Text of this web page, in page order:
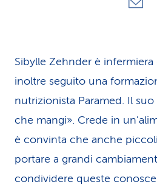
m
n
t
i
d
i
s
Sibylle Zehnder è
inoltre seguito una
nutrizionista Paramed. Il
che mangi». Crede in
è convinta che anche
portare a grandi
condividere queste